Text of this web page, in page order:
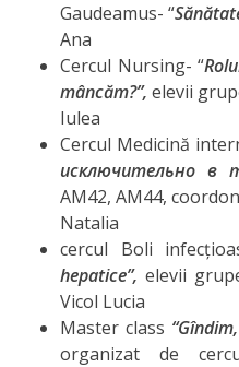
Secția
didactică
Nr.2
Secția
didactică
PRI
Secția
educație
Gaudeamus- “
Ana
Cercul Nursing- “
mâncăm?”,elevii
Iulea
Cercul Medicină
исключительно в
AM42, AM44,
Natalia
cercul Boli
hepatice”,elevii
Vicol Lucia
Master class
organizat de